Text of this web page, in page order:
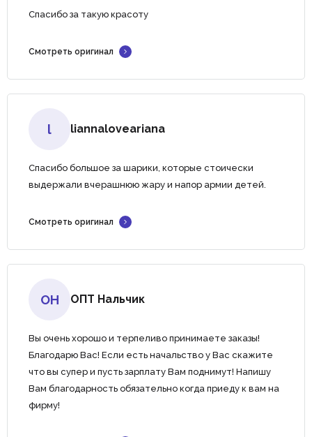
Спасибо за такую красоту
Смотреть оригинал
l liannaloveariana
Спасибо большое за шарики, которые стоически
выдержали вчерашнюю жару и напор армии детей.
Смотреть оригинал
ОН ОПТ Нальчик
Вы очень хорошо и терпеливо принимаете заказы!
Благодарю Вас! Если есть начальство у Вас скажите
что вы супер и пусть зарплату Вам поднимут! Напишу
Вам благодарность обязательно когда приеду к вам на
фирму!